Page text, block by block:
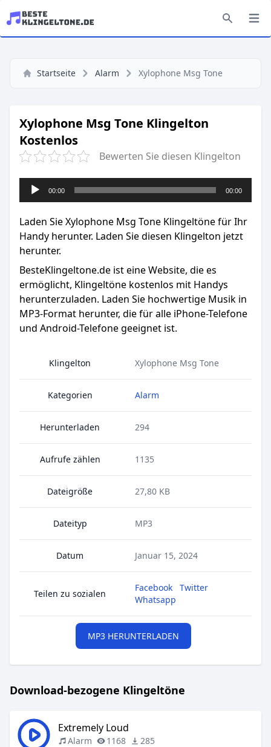
Startseite Alarm Xylophone Msg Tone
Xylophone Msg Tone Klingelton
Kostenlos
Bewerten Sie diesen Klingelton
Audio-
Player
00:00 00:00
Laden Sie Xylophone Msg Tone Klingeltöne für Ihr
Handy herunter. Laden Sie diesen Klingelton jetzt
herunter.
BesteKlingeltone.de ist eine Website, die es
ermöglicht, Klingeltöne kostenlos mit Handys
herunterzuladen. Laden Sie hochwertige Musik in
MP3-Format herunter, die für alle iPhone-Telefone
und Android-Telefone geeignet ist.
Klingelton Xylophone Msg Tone
Kategorien Alarm
Herunterladen 294
Aufrufe zählen 1135
Dateigröße 27,80 KB
Dateityp MP3
Datum Januar 15, 2024
Teilen zu sozialen
Facebook
Twitter
Whatsapp
MP3 HERUNTERLADEN
Download-bezogene Klingeltöne
Extremely Loud
Alarm 1168 285